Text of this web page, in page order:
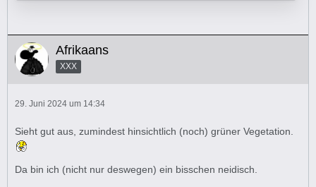
Afrikaans
XXX
29. Juni 2024 um 14:34
Sieht gut aus, zumindest hinsichtlich (noch) grüner Vegetation.
Da bin ich (nicht nur deswegen) ein bisschen neidisch.